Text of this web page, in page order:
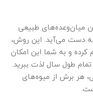
میان‌وعده‌های طبیعی
دست می‌آید. این روش،
کرده و به شما این امکان
طول سال لذت ببرید.
هر برش از میوه‌های